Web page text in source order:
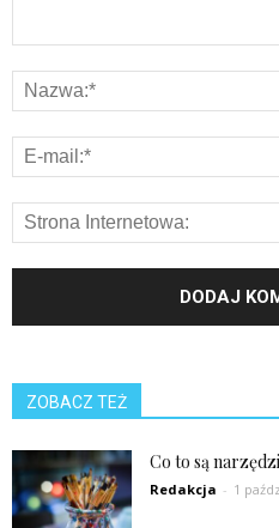
ZOBACZ TEŻ
Co to są
Redakcja - 1